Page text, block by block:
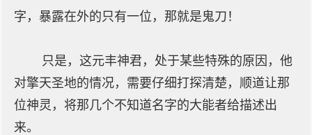
字，暴露在外的只有一位，那就是鬼刀！
只是，这元丰神君，处于某些特殊的原因，他
对擎天圣地的情况，需要仔细打探清楚，顺道让那
位神灵，将那几个不知道名字的大能者给描述出
来。